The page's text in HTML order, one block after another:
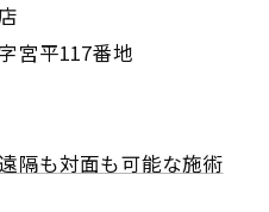
宮平117番地
隔も対面も可能な施術